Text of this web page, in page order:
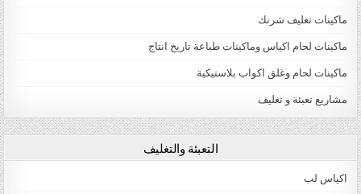
ماكينات تغليف شرنك
ماكينات لحام اكياس وماكينات طباعة تاريخ انتاج
ماكينات لحام وغلق اكواب بلاستيكية
مشاريع تعبئة و تغليف
التعبئة والتغليف
اكياس لب